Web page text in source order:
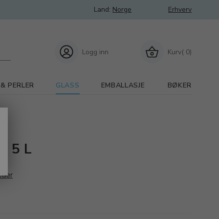
Land: Norge Erhverv
Kurv( 0)
Logg inn
PERLER GLASS EMBALLASJE BØKER
5 L